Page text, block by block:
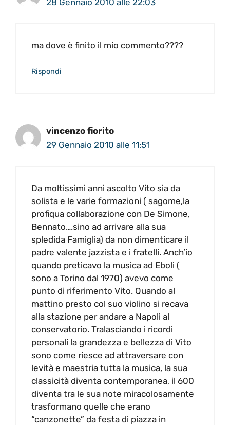
28 Gennaio 2010 alle 22:03
ma dove è finito il mio commento????
Rispondi
vincenzo fiorito
29 Gennaio 2010 alle 11:51
Da moltissimi anni ascolto Vito sia da
solista e le varie formazioni ( sagome,la
profiqua collaborazione con De Simone,
Bennato….sino ad arrivare alla sua
spledida Famiglia) da non dimenticare il
padre valente jazzista e i fratelli. Anch’io
quando preticavo la musica ad Eboli (
sono a Torino dal 1970) avevo come
punto di riferimento Vito. Quando al
mattino presto col suo violino si recava
alla stazione per andare a Napoli al
conservatorio. Tralasciando i ricordi
personali la grandezza e bellezza di Vito
sono come riesce ad attraversare con
levità e maestria tutta la musica, la sua
classicità diventa contemporanea, il 600
diventa tra le sua note miracolosamente
trasformano quelle che erano
“canzonette” da festa di piazza in